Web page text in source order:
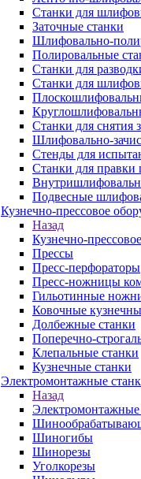
Станки для
Заточные станки
Шлифовально-
Полировальные
Станки для
Станки для
Станки для снятия
Шлифовально-
Стенды для
Станки для
Подвесные
Кузнечно-прессовое
Назад
Кузнечно-
Прессы
Пресс-перфораторы
Пресс-ножницы
Гильотинные
Ковочные
Долбежные станки
Поперечно-
Клепальные станки
Кузнечные станки
Электромонтажные
Назад
Электромонтажные
Шиногибы
Шинорезы
Уголкорезы